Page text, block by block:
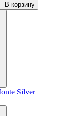
В корзину